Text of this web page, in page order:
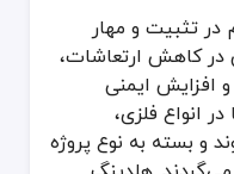
پیشرفته ضدارتعاش،
صحیح از بست، سیستم
و پوشش مناسب انتخاب
مخصوصاً در شرایط محیطی
تثبیت و مهار
کاهش ارتعاشات،
افزایش ایمنی
انواع فلزی،
و بسته به نوع پروژه